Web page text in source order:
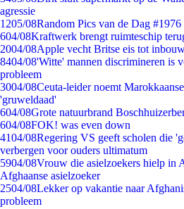
agressie
1205/08Random Pics van de Dag #1976
604/08Kraftwerk brengt ruimteschip
2004/08Apple vecht Britse eis tot
8404/08'Witte' mannen discrimineren is
probleem
3004/08Ceuta-leider noemt
'gruweldaad'
604/08Grote natuurbrand
604/08FOK! was even down
4104/08Regering VS geeft scholen die
verbergen voor ouders ultimatum
5904/08Vrouw die asielzoekers hielp in
Afghaanse asielzoeker
2504/08Lekker op vakantie naar
probleem